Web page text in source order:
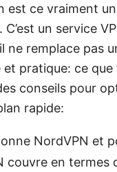
ce vraiment
C’est un service
ne remplace pas
et pratique: ce
conseils pour
rapide:
NordVPN et
couvre en termes